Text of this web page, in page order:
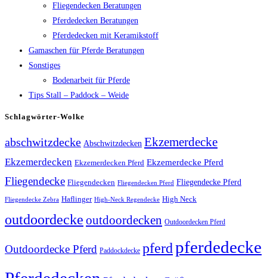
Fliegendecken Beratungen
Pferdedecken Beratungen
Pferdedecken mit Keramikstoff
Gamaschen für Pferde Beratungen
Sonstiges
Bodenarbeit für Pferde
Tips Stall – Paddock – Weide
Schlagwörter-Wolke
abschwitzdecke Abschwitzdecken Ekzemerdecke
Ekzemerdecken Ekzemerdecken Pferd Ekzemerdecke Pferd
Fliegendecke Fliegendecken Fliegendecken Pferd Fliegendecke Pferd
Fliegendecke Zebra Haflinger High-Neck Regendecke High Neck
outdoordecke outdoordecken Outdoordecken Pferd
Outdoordecke Pferd Paddockdecke pferdpferdedecke